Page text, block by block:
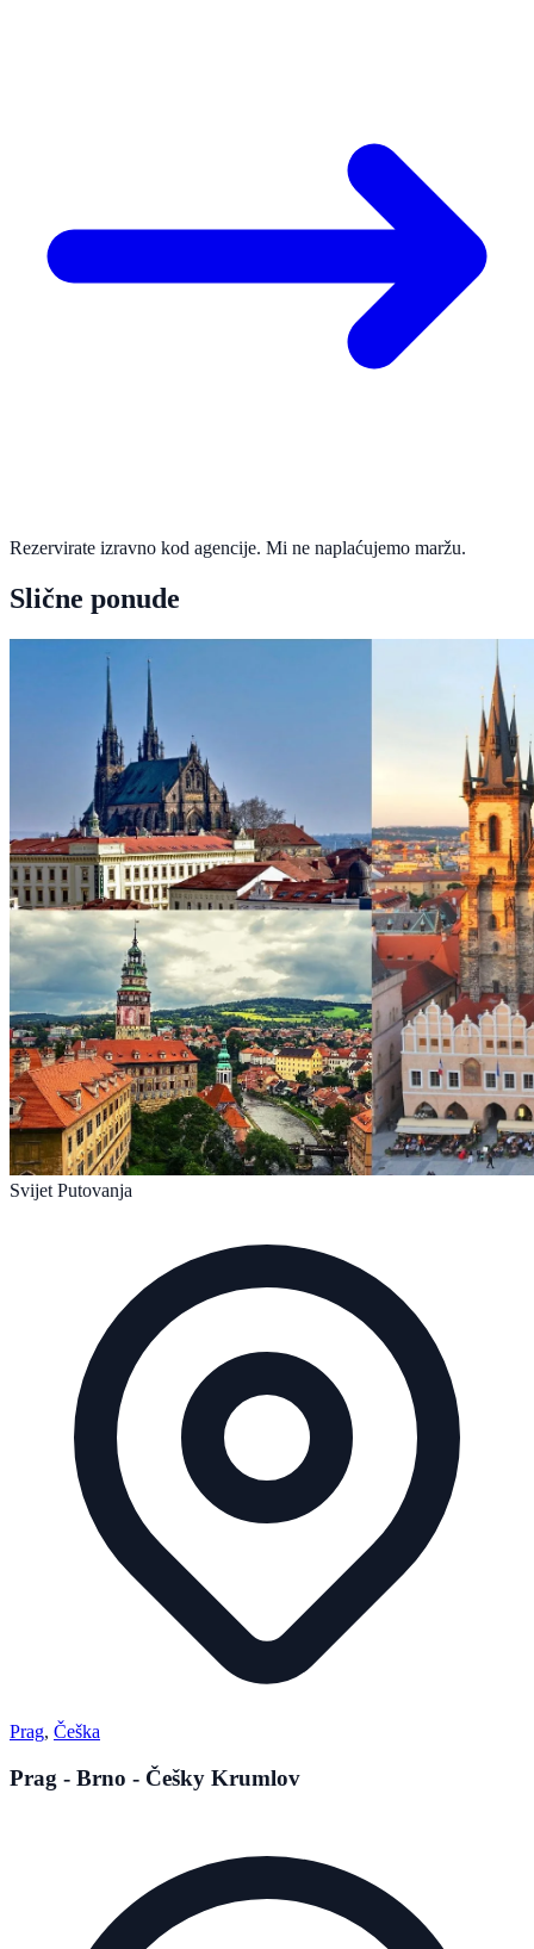
Rezervirate izravno kod agencije. Mi ne naplaćujemo maržu.
Slične ponude
Svijet Putovanja
Prag, Češka
Prag - Brno - Češky Krumlov